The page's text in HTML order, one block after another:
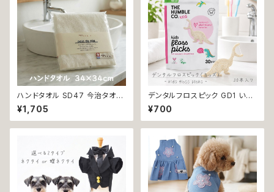
ハンドタオル SD47 今治タオル
タオル 34×34cm Imabari Tir
er 白 アイボリー ラムコ糸 イン
ド綿 贅沢タオル 高級 シンプル
¥1,705
デンタルフロスピック GD1 いち
ごフレーバーデンタルフロス TH
E HUMBLE CO. 30本入り い
ちごフレーバー 恐竜 フロス 歯
¥700